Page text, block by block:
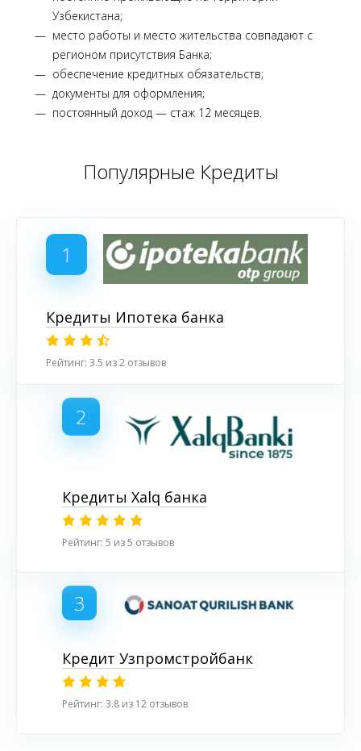
Узбекистана;
место работы и место жительства совпадают с
регионом присутствия Банка;
обеспечение кредитных обязательств;
документы для оформления;
постоянный доход — стаж 12 месяцев.
Популярные Кредиты
1
Кредиты Ипотека банка
Рейтинг: 3.5 из 2 отзывов
2
Кредиты Xalq банка
Рейтинг: 5 из 5 отзывов
3
Кредит Узпромстройбанк
Рейтинг: 3.8 из 12 отзывов